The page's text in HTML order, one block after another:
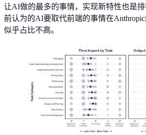
让AI做的最多的事情，实现新特性也是
前认为的AI要取代前端的事情在
似乎占比不高。